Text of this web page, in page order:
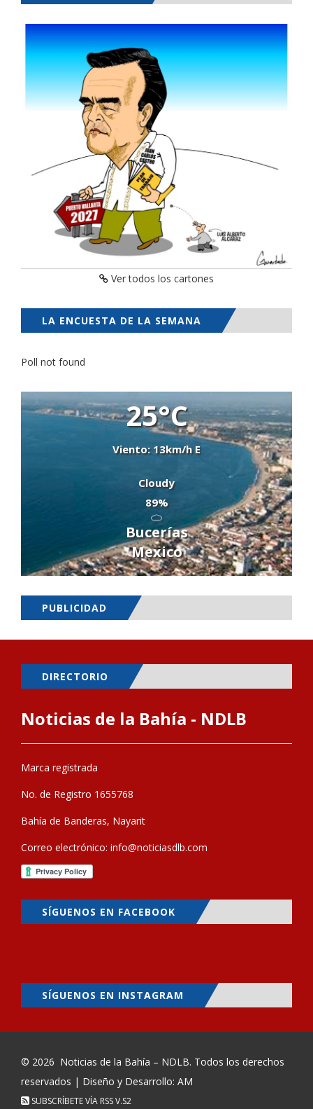
Ver todos los cartones
LA ENCUESTA DE LA SEMANA
Poll not found
25°C
Viento: 13km/h E
Cloudy
89%
Bucerías
Mexico
PUBLICIDAD
DIRECTORIO
Noticias de la Bahía - NDLB
Marca registrada
No. de Registro 1655768
Bahía de Banderas, Nayarit
Correo electrónico: info@noticiasdlb.com
SÍGUENOS EN FACEBOOK
SÍGUENOS EN INSTAGRAM
© 2026 Noticias de la Bahía – NDLB. Todos los derechos
reservados | Diseño y Desarrollo: AM
SUBSCRÍBETE VÍA RSSV.S2